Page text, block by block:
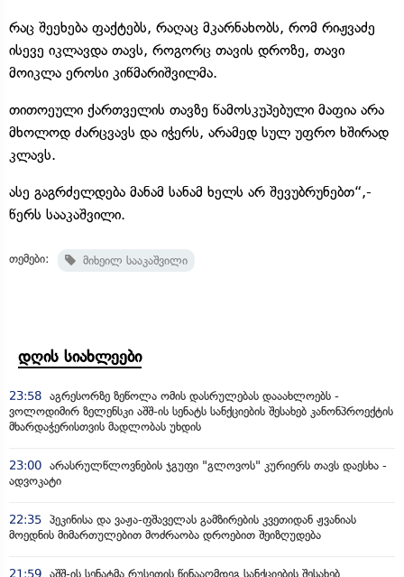
რაც შეეხება ფაქტებს, რაღაც მკარნახობს, რომ რიჟვაძე
ისევე იკლავდა თავს, როგორც თავის დროზე, თავი
მოიკლა ეროსი კიწმარიშვილმა.
თითოეული ქართველის თავზე წამოსკუპებული მაფია არა
მხოლოდ ძარცვავს და იჭერს, არამედ სულ უფრო ხშირად
კლავს.
ასე გაგრძელდება მანამ სანამ ხელს არ შევუბრუნებთ“,-
წერს სააკაშვილი.
თემები: მიხეილ სააკაშვილი
დღის სიახლეები
23:58 აგრესორზე ზეწოლა ომის დასრულებას დააახლოებს -
ვოლოდიმირ ზელენსკი აშშ-ის სენატს სანქციების შესახებ კანონპროექტის
მხარდაჭერისთვის მადლობას უხდის
23:00 არასრულწლოვნების ჯგუფი "გლოვოს" კურიერს თავს დაესხა -
ადვოკატი
22:35 პეკინისა და ვაჟა-ფშაველას გამზირების კვეთიდან ჟვანიას
მოედნის მიმართულებით მოძრაობა დროებით შეიზღუდება
21:59 აშშ-ის სენატმა რუსეთის წინააღმდეგ სანქციების შესახებ